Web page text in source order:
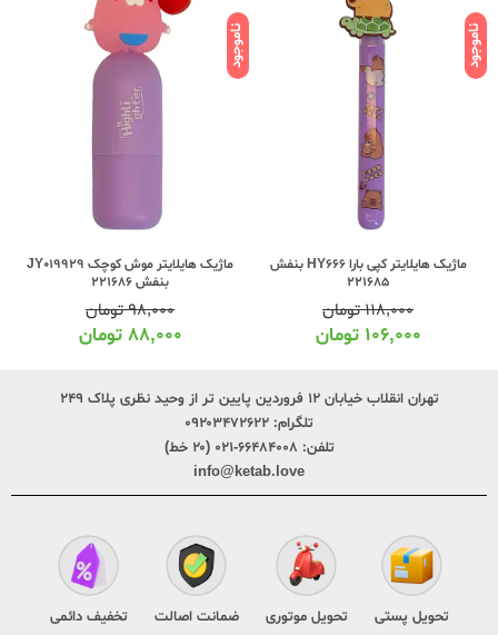
ناموجود
ماژیک هایلایتر کپی بارا HY666 بنفش
221685
۱۱۸,۰۰۰تومان
۱۰۶,۰۰۰ تومان
ناموجود
ماژیک هایلایتر موش کوچک JY019929
بنفش 221686
۹۸,۰۰۰تومان
۸۸,۰۰۰ تومان
تهران انقلاب خیابان ۱۲ فروردین پایین تر از وحید نظری پلاک ۲۴۹
تلگرام: ۰۹۲۰۳۴۷۲۶۲۲
تلفن: ۶۶۴۸۴۰۰۸-۰۲۱ (۲۰ خط)
info@ketab.love
تحویل پستی تحویل موتوری ضمانت اصالت تخفیف دائمی